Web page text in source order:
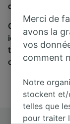
de trajets et les
Qu’importe
ici. Nous
train et de bus.
cette page.
Merci de
avons la
vos
comment
Notre
stockent et/
telles que
pour traiter